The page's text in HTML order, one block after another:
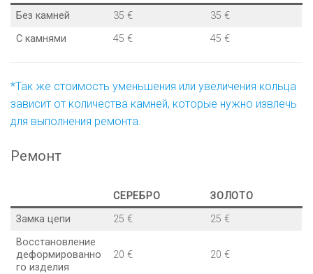
Без камней
35 €
35 €
С камнями
45 € 45 €
*Так же стоимость уменьшения или увеличения кольца
зависит от количества камней, которые нужно извлечь
для выполнения ремонта.
Ремонт
СЕРЕБРО
ЗОЛОТО
Замка цепи
25 €
25 €
Восстановление
деформированно
го изделия
20 € 20 €